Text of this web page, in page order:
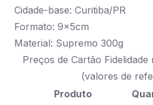
Cidade-base: Curitiba/PR
Formato: 9x5cm
Material: Supremo 300g
Preços de Cartão Fidelidade
(valores de
Produto